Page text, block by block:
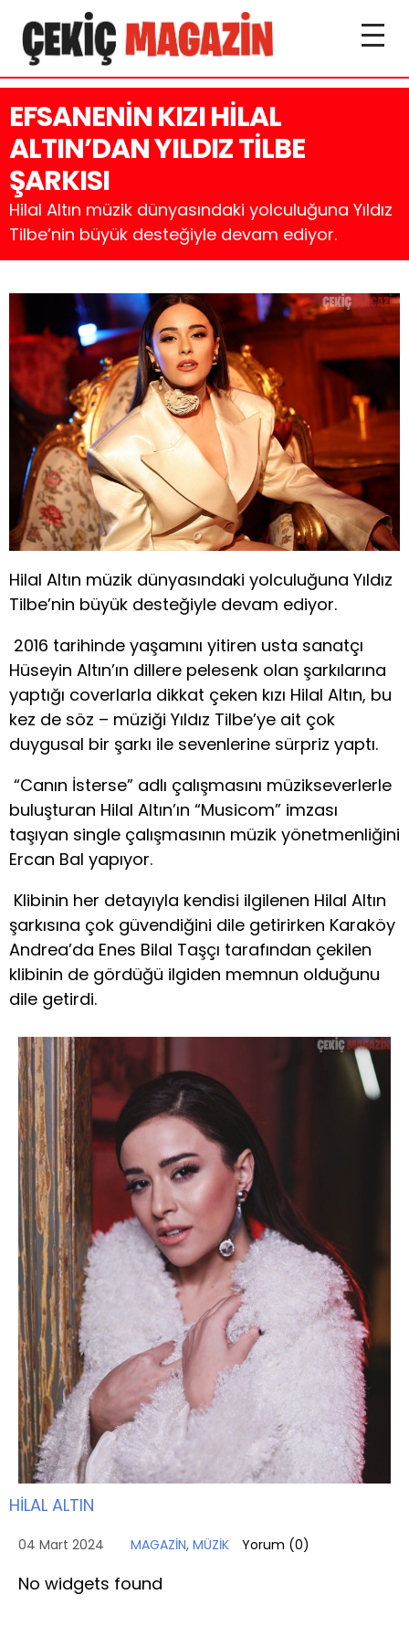
EFSANENİN KIZI HİLAL
ALTIN’DAN YILDIZ TİLBE
ŞARKISI
Hilal Altın müzik dünyasındaki yolculuğuna Yıldız
Tilbe’nin büyük desteğiyle devam ediyor.
Hilal Altın müzik dünyasındaki yolculuğuna Yıldız
Tilbe’nin büyük desteğiyle devam ediyor.
2016 tarihinde yaşamını yitiren usta sanatçı
Hüseyin Altın’ın dillere pelesenk olan şarkılarına
yaptığı coverlarla dikkat çeken kızı Hilal Altın, bu
kez de söz – müziği Yıldız Tilbe’ye ait çok
duygusal bir şarkı ile sevenlerine sürpriz yaptı.
“Canın İsterse” adlı çalışmasını müzikseverlerle
buluşturan Hilal Altın’ın “Musicom” imzası
taşıyan single çalışmasının müzik yönetmenliğini
Ercan Bal yapıyor.
Klibinin her detayıyla kendisi ilgilenen Hilal Altın
şarkısına çok güvendiğini dile getirirken Karaköy
Andrea’da Enes Bilal Taşçı tarafından çekilen
klibinin de gördüğü ilgiden memnun olduğunu
dile getirdi.
HİLAL ALTIN
04 Mart 2024 MAGAZİN, MÜZİK Yorum (0)
No widgets found